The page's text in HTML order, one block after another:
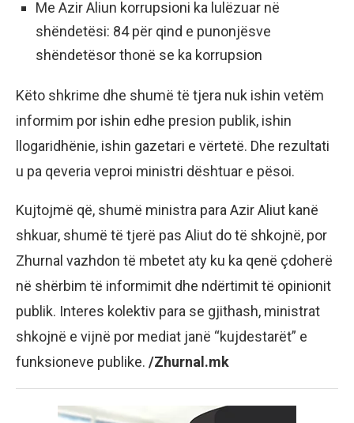
Me Azir Aliun korrupsioni ka lulëzuar në
shëndetësi: 84 për qind e punonjësve
shëndetësor thonë se ka korrupsion
Këto shkrime dhe shumë të tjera nuk ishin vetëm
informim por ishin edhe presion publik, ishin
llogaridhënie, ishin gazetari e vërtetë. Dhe rezultati
u pa qeveria veproi ministri dështuar e pësoi.
Kujtojmë që, shumë ministra para Azir Aliut kanë
shkuar, shumë të tjerë pas Aliut do të shkojnë, por
Zhurnal vazhdon të mbetet aty ku ka qenë çdoherë
në shërbim të informimit dhe ndërtimit të opinionit
publik. Interes kolektiv para se gjithash, ministrat
shkojnë e vijnë por mediat janë “kujdestarët” e
funksioneve publike. /Zhurnal.mk